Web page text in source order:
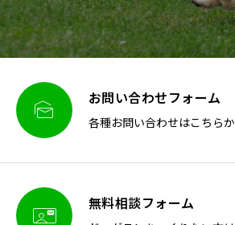
 お問い合わせフォーム
各種お問い合わせはこちら
 無料相談フォーム